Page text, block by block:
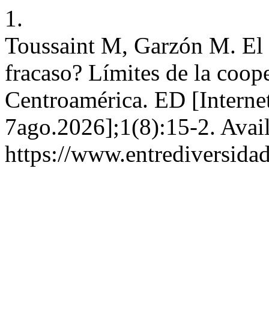
1.
Toussaint M, Garzón M.
fracaso? Límites de la
Centroamérica. ED
7ago.2026];1(8):15-2.
https://